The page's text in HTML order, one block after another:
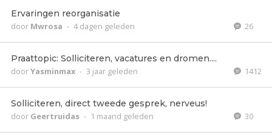
Ervaringen reorganisatie
door Mwrosa - 4 dagen geleden 26
Praattopic: Solliciteren, vacatures en dromen....
doorYasminmax - 3 jaar geleden 1412
Solliciteren, direct tweede gesprek, nerveus!
door Geertruidas - 1 maand geleden 30